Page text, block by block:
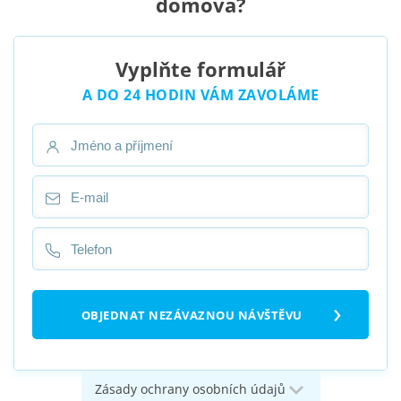
Vyplňte formulář
A DO 24 HODIN VÁM ZAVOLÁME
Zásady ochrany osobních údajů